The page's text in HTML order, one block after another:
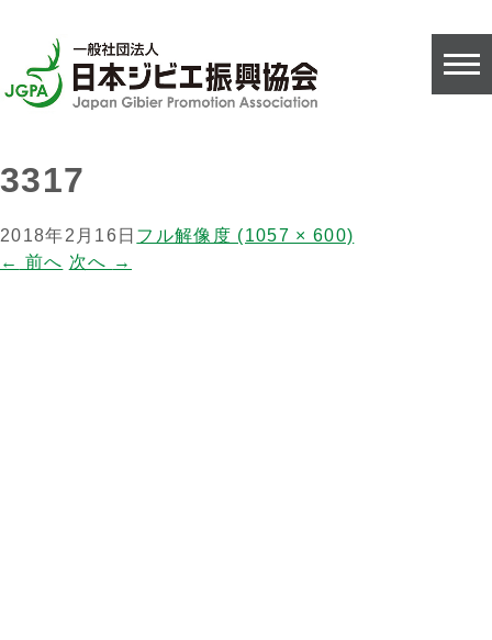
3317
2018年2月16日 フル解像度 (1057 × 600)
← 前へ 次へ →